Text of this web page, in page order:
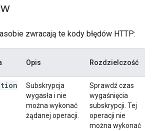
zwracają te kody błędów HTTP:
Opis Rozdzielczość
Subskrypcja
wygasła i nie
można wykonać
żądanej operacji.
Sprawdź czas
wygaśnięcia
subskrypcji. Tej
operacji nie
można wykonać